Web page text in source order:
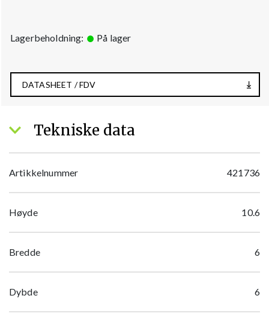
Lagerbeholdning: På lager
DATASHEET / FDV
Tekniske data
Artikkelnummer 421736
Høyde 10.6
Bredde 6
Dybde 6